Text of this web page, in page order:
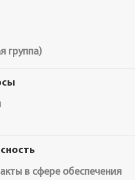
группа)
в сфере обеспечения